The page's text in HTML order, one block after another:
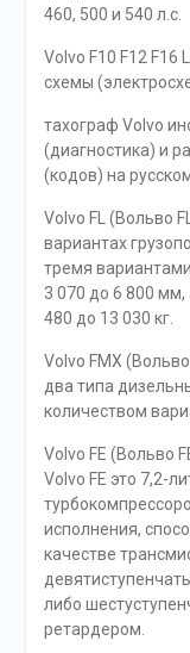
460, 500 и 540 л.с.
Volvo F10 F12 F16
схемы
тахограф Volvo
(диагностика) и
(кодов) на
Volvo FL (Вольво
вариантах
тремя
3 070 до 6 800
480 до 13 030 кг.
Volvo FMX
два типа
количеством
Volvo FE (Вольво
Volvo FE это 7,2-
исполнения,
качестве
либо
ретардером.